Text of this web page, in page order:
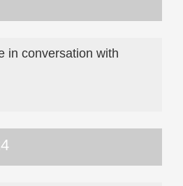
in conversation with